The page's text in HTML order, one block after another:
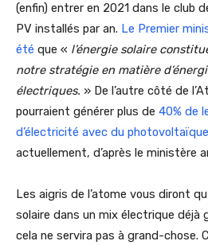
(enfin) entrer en 2021 dans le club
PV installés par an. Le Premier
été que « l’énergie solaire
notre stratégie en matière
électriques. » De l’autre côté de
pourraient générer plus de 40% de
d’électricité avec du
actuellement, d’après le ministère
Les aigris de l’atome vous diront
solaire dans un mix électrique déjà
cela ne servira pas à grand-chose.